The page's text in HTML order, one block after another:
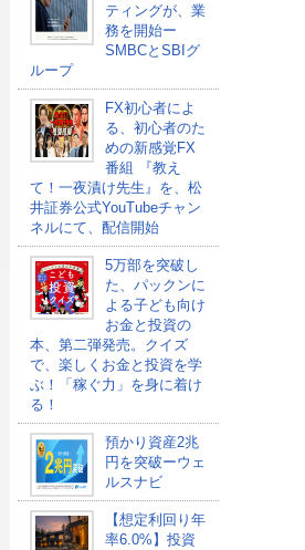
ティングが、業
務を開始ー
SMBCとSBIグ
ループ
FX初心者によ
る、初心者のた
めの新感覚FX
番組 『教え
て！一夜漬け先生』を、松
井証券公式YouTubeチャン
ネルにて、配信開始
5万部を突破し
た、パックンに
よる子ども向け
お金と投資の
本、第二弾発売。クイズ
で、楽しくお金と投資を学
ぶ！「稼ぐ力」を身に着け
る！
預かり資産2兆
円を突破ーウェ
ルスナビ
【想定利回り年
率6.0%】投資